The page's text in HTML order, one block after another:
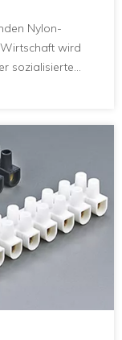
Nylon-
wird
sozialisierten
Nylon-
gestiegen,
sehr
die